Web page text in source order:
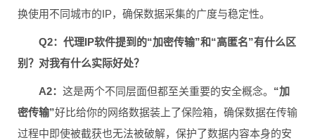
换使用不同城市的IP，确保数据采集的广度与稳定性。
Q2：代理IP软件提到的“加密传输”和“高匿名”有什么区
别？对我有什么实际好处？
A2： 这是两个不同层面但都至关重要的安全概念。 “加
密传输”好比给你的网络数据装上了保险箱，确保数据在传输
过程中即使被截获也无法被破解，保护了数据内容本身的安